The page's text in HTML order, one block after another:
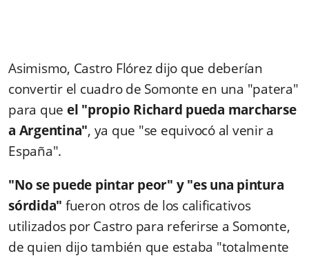
Asimismo, Castro Flórez dijo que deberían
convertir el cuadro de Somonte en una "patera"
para que el "propio Richard pueda marcharse
a Argentina", ya que "se equivocó al venir a
España".
"No se puede pintar peor" y "es una pintura
sórdida" fueron otros de los calificativos
utilizados por Castro para referirse a Somonte,
de quien dijo también que estaba "totalmente